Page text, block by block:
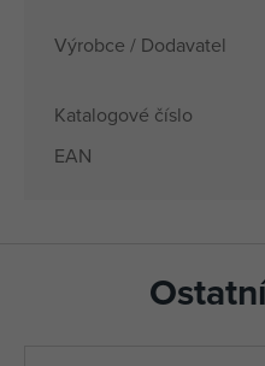
Výrobce / Dodavatel
Katalogové číslo
EAN